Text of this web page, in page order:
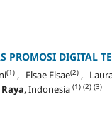
PROMOSI DIGITAL
(1) , Elsae Elsae(2) ,
, Indonesia (1) (2) (3)